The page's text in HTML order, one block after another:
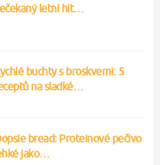
letní hit…
buchty s broskvemi: 5
na sladké…
bread: Proteinové pečivo
jako…